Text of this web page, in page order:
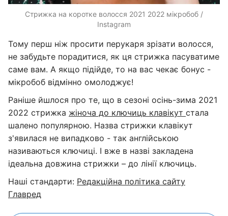
Стрижка на коротке волосся 2021 2022 мікробоб /
Instagram
Тому перш ніж просити перукаря зрізати волосся,
не забудьте порадитися, як ця стрижка пасуватиме
саме вам. А якщо підійде, то на вас чекає бонус -
мікробоб відмінно омолоджує!
Раніше йшлося про те, що в сезоні осінь-зима 2021
2022 стрижка жіноча до ключиць клавікут стала
шалено популярною. Назва стрижки клавікут
з'явилася не випадково - так англійською
називаються ключиці. І вже в назві закладена
ідеальна довжина стрижки – до лінії ключиць.
Наші стандарти: Редакційна політика сайту
Главред